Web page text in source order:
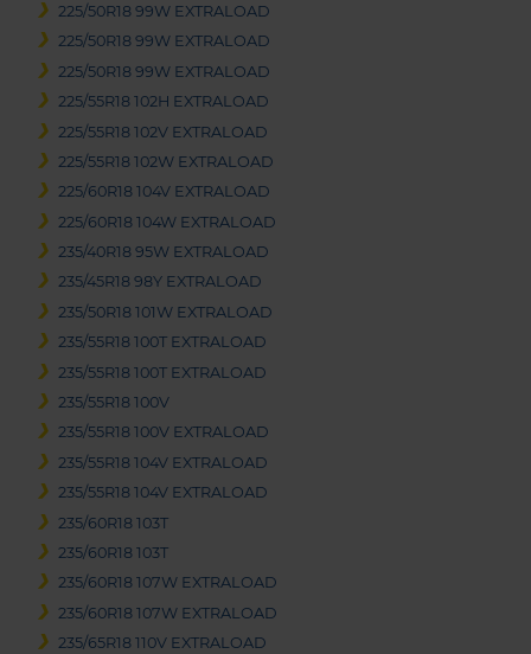
225/50R18 99W EXTRALOAD
225/50R18 99W EXTRALOAD
225/50R18 99W EXTRALOAD
225/55R18 102H EXTRALOAD
225/55R18 102V EXTRALOAD
225/55R18 102W EXTRALOAD
225/60R18 104V EXTRALOAD
225/60R18 104W EXTRALOAD
235/40R18 95W EXTRALOAD
235/45R18 98Y EXTRALOAD
235/50R18 101W EXTRALOAD
235/55R18 100T EXTRALOAD
235/55R18 100T EXTRALOAD
235/55R18 100V
235/55R18 100V EXTRALOAD
235/55R18 104V EXTRALOAD
235/55R18 104V EXTRALOAD
235/60R18 103T
235/60R18 103T
235/60R18 107W EXTRALOAD
235/60R18 107W EXTRALOAD
235/65R18 110V EXTRALOAD